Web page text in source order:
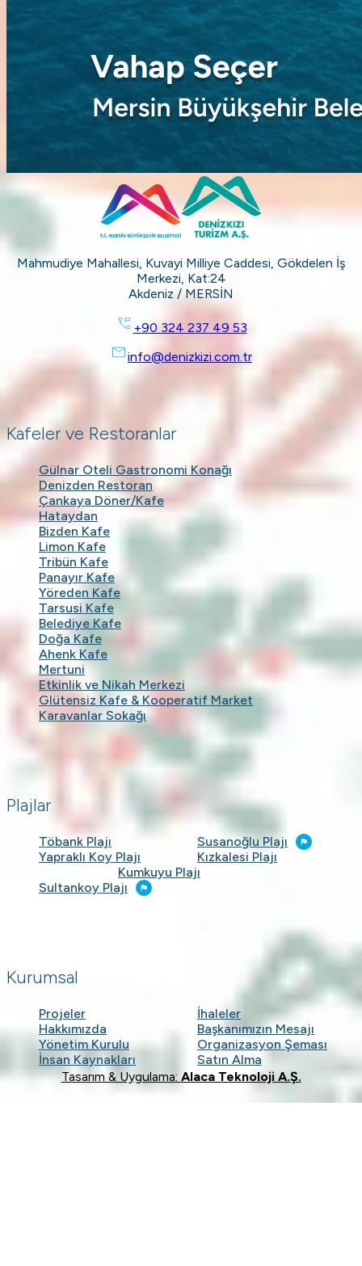
Mahmudiye Mahallesi, Kuvayi Milliye Caddesi, Gökdelen İş
Merkezi, Kat:24
Akdeniz / MERSİN
+90 324 237 49 53
info@denizkizi.com.tr
Kafeler ve Restoranlar
Gülnar Oteli Gastronomi Konağı
Denizden Restoran
Çankaya Döner/Kafe
Hataydan
Bizden Kafe
Limon Kafe
Tribün Kafe
Panayır Kafe
Yöreden Kafe
Tarsusi Kafe
Belediye Kafe
Doğa Kafe
Ahenk Kafe
Mertuni
Etkinlik ve Nikah Merkezi
Glütensiz Kafe & Kooperatif Market
Karavanlar Sokağı
Plajlar
Töbank Plajı
Susanoğlu Plajı
Yapraklı Koy Plajı
Kızkalesi Plajı
Kumkuyu Plajı
Sultankoy Plajı
Kurumsal
Projeler
İhaleler
Hakkımızda
Başkanımızın Mesajı
Yönetim Kurulu
Organizasyon Şeması
İnsan Kaynakları
Satın Alma
Tasarım & Uygulama: Alaca Teknoloji A.Ş.